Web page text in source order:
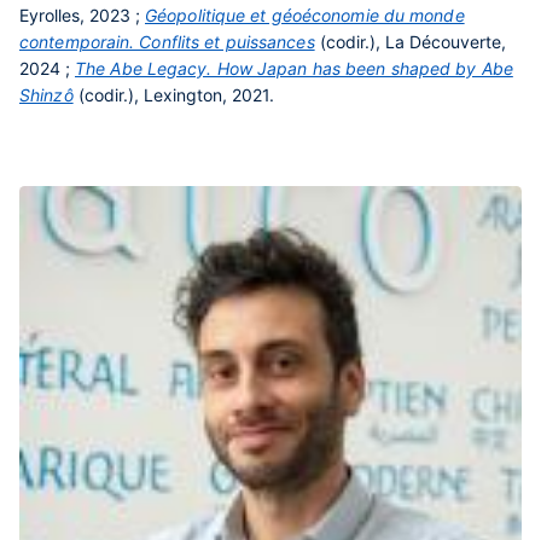
Eyrolles, 2023 ; Géopolitique et géoéconomie du monde
contemporain. Conflits et puissances(codir.), La Découverte,
2024 ; The Abe Legacy. How Japan has been shaped by Abe
Shinzô(codir.), Lexington, 2021.